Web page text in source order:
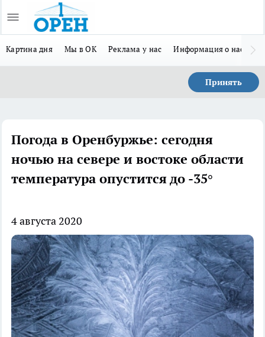
Картина дня Мы в ОК Реклама у нас Информация о нас
Принять
Погода в Оренбуржье: сегодня
ночью на севере и востоке области
температура опустится до -35°
4 августа 2020